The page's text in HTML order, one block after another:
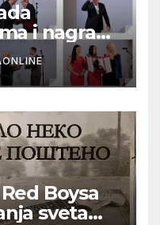
i nagrade
Radošu
33.
filma Palić
Boysa
sveta